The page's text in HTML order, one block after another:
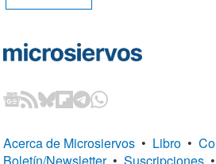
Acerca de Microsiervos • Libro •